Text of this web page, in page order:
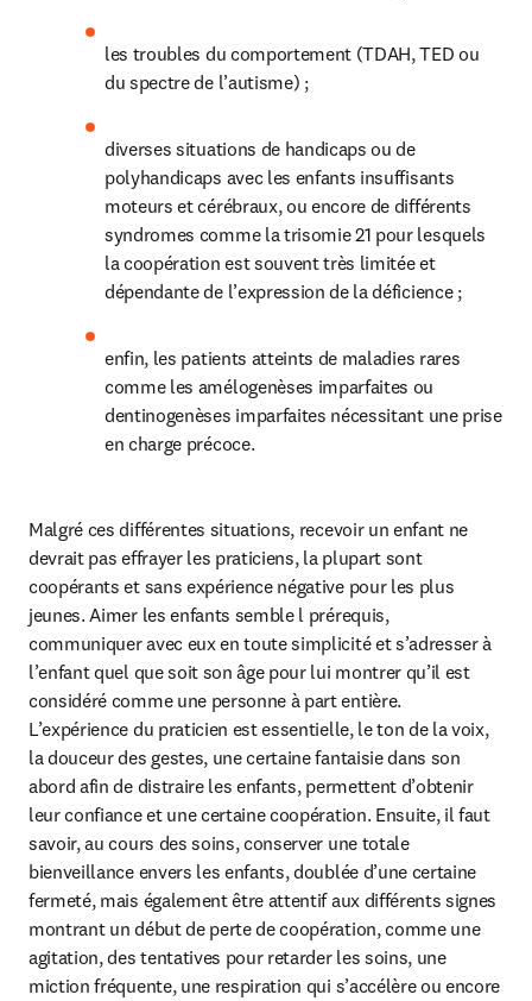
les troubles du comportement (TDAH, TED ou
du spectre de l’autisme) ;
diverses situations de handicaps ou de
polyhandicaps avec les enfants insuffisants
moteurs et cérébraux, ou encore de différents
syndromes comme la trisomie 21 pour lesquels
la coopération est souvent très limitée et
dépendante de l’expression de la déficience ;
enfin, les patients atteints de maladies rares
comme les amélogenèses imparfaites ou
dentinogenèses imparfaites nécessitant une prise
en charge précoce.
Malgré ces différentes situations, recevoir un enfant ne
devrait pas effrayer les praticiens, la plupart sont
coopérants et sans expérience négative pour les plus
jeunes. Aimer les enfants semble l prérequis,
communiquer avec eux en toute simplicité et s’adresser à
l’enfant quel que soit son âge pour lui montrer qu’il est
considéré comme une personne à part entière.
L’expérience du praticien est essentielle, le ton de la voix,
la douceur des gestes, une certaine fantaisie dans son
abord afin de distraire les enfants, permettent d’obtenir
leur confiance et une certaine coopération. Ensuite, il faut
savoir, au cours des soins, conserver une totale
bienveillance envers les enfants, doublée d’une certaine
fermeté, mais également être attentif aux différents signes
montrant un début de perte de coopération, comme une
agitation, des tentatives pour retarder les soins, une
miction fréquente, une respiration qui s’accélère ou encore